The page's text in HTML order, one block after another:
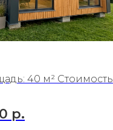
40 м² Стоимость
р.